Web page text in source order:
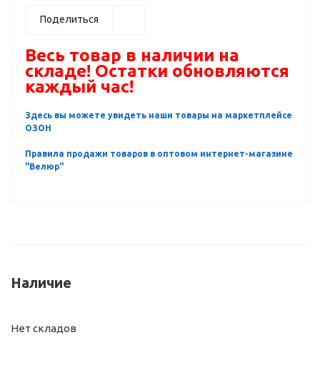
Поделиться
Весь товар в наличии на
складе! Остатки обновляются
каждый час!
Здесь вы можете увидеть наши товары на маркетплейсе
ОЗОН
Правила продажи товаров в оптовом интернет-магазине
"Велюр"
Наличие
Нет складов